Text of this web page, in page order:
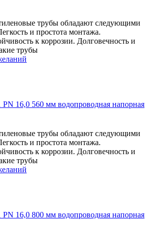
трубы обладают следующими
и простота монтажа.
к коррозии. Долговечность и
трубы
16,0 560 мм водопроводная напорная
трубы обладают следующими
и простота монтажа.
к коррозии. Долговечность и
трубы
16,0 800 мм водопроводная напорная